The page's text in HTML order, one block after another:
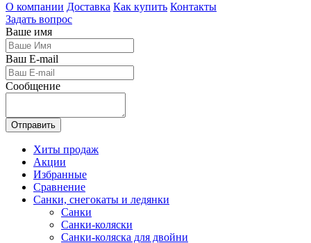
О компании Доставка Как купить Контакты
Задать вопрос
Ваше имя
Ваш E-mail
Сообщение
Отправить
Хиты продаж
Акции
Избранные
Сравнение
Санки, снегокаты и ледянки
Санки
Санки-коляски
Санки-коляска для двойни